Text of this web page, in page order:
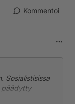
Kommentoi
Sosialistisissa
päädytty
sekä